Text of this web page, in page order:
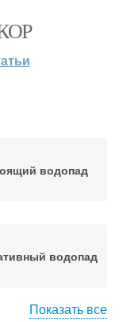
водопад
водопад
Показать все